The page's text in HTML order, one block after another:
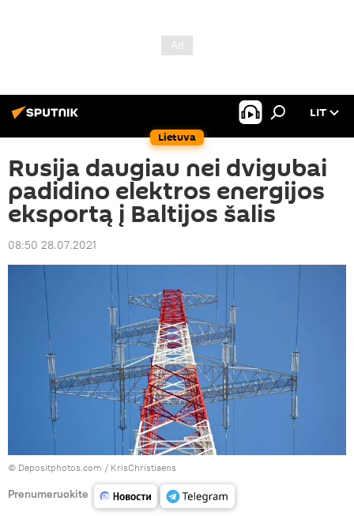
Lietuva
LIT
Rusija daugiau nei dvigubai
padidino elektros energijos
eksportą į Baltijos šalis
08:50 28.07.2021
© Depositphotos.com / KrisChristiaens
Prenumeruokite